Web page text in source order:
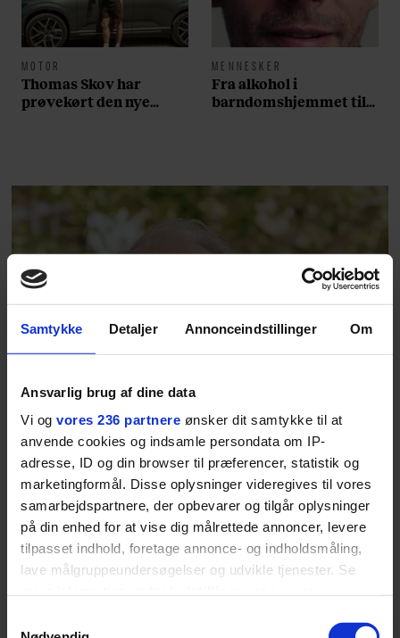
Samtykke Detaljer Annonceindstillinger Om
Ansvarlig brug af dine data
Vi og vores 236 partnere ønsker dit samtykke til at
anvende cookies og indsamle persondata om IP-
adresse, ID og din browser til præferencer, statistik og
marketingformål. Disse oplysninger videregives til vores
samarbejdspartnere, der opbevarer og tilgår oplysninger
på din enhed for at vise dig målrettede annoncer, levere
tilpasset indhold, foretage annonce- og indholdsmåling,
lave målgruppeundersøgelser og udvikle tjenester. Se
tilbage eller ændre indstillinger fra vores
MOTOR
Thomas Skov har
prøvekørt den nye
MENNESKER
Fra alkohol i
barndomshjemmet til